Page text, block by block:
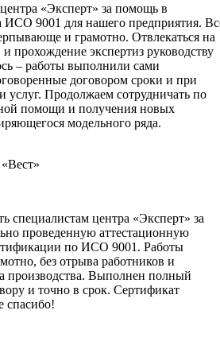
«Эксперт» за помощь в
ИСО 9001 для нашего предприятия.
и грамотно. Отвлекаться на
прохождение экспертиз руководству
– работы выполнили сами
договором сроки и при
услуг. Продолжаем сотрудничать по
помощи и получения новых
модельного ряда.
специалистам центра «Эксперт» за
проведенную аттестационную
по ИСО 9001. Работы
без отрыва работников и
производства. Выполнен полный
и точно в срок. Сертификат
спасибо!